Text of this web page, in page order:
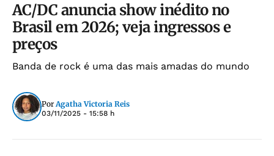
AC/DC anuncia show inédito no
Brasil em 2026; veja ingressos e
preços
Banda de rock é uma das mais amadas do mundo
Por Agatha Victoria Reis
03/11/2025 - 15:58 h